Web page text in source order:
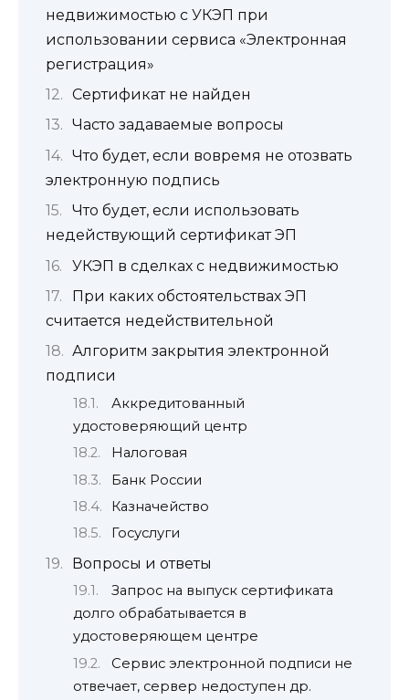
недвижимостью с УКЭП при
использовании сервиса «Электронная
регистрация»
Сертификат не найден
Часто задаваемые вопросы
Что будет, если вовремя не отозвать
электронную подпись
Что будет, если использовать
недействующий сертификат ЭП
УКЭП в сделках с недвижимостью
При каких обстоятельствах ЭП
считается недействительной
Алгоритм закрытия электронной
подписи
Аккредитованный
удостоверяющий центр
Налоговая
Банк России
Казначейство
Госуслуги
Вопросы и ответы
Запрос на выпуск сертификата
долго обрабатывается в
удостоверяющем центре
Сервис электронной подписи не
отвечает, сервер недоступен др.